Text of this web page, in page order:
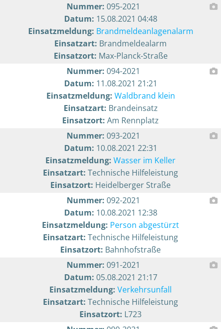
Nummer: 095-2021
Datum: 15.08.2021 04:48
Einsatzmeldung: Brandmeldeanlagenalarm
Einsatzart: Brandmeldealarm
Einsatzort: Max-Planck-Straße
Nummer: 094-2021
Datum: 11.08.2021 21:21
Einsatzmeldung: Waldbrand klein
Einsatzart: Brandeinsatz
Einsatzort: Am Rennplatz
Nummer: 093-2021
Datum: 10.08.2021 22:31
Einsatzmeldung: Wasser im Keller
Einsatzart: Technische Hilfeleistung
Einsatzort: Heidelberger Straße
Nummer: 092-2021
Datum: 10.08.2021 12:38
Einsatzmeldung: Person abgestürzt
Einsatzart: Technische Hilfeleistung
Einsatzort: Bahnhofstraße
Nummer: 091-2021
Datum: 05.08.2021 21:17
Einsatzmeldung: Verkehrsunfall
Einsatzart: Technische Hilfeleistung
Einsatzort: L723